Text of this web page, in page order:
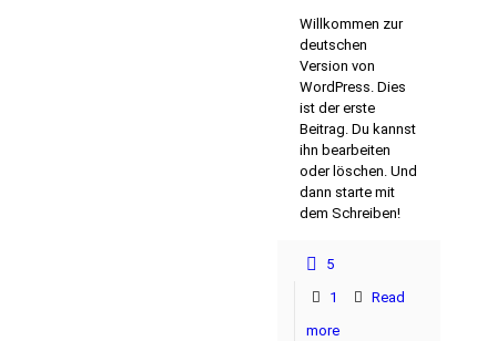
Willkommen zur
deutschen
Version von
WordPress. Dies
ist der erste
Beitrag. Du kannst
ihn bearbeiten
oder löschen. Und
dann starte mit
dem Schreiben!
5
1
Read
more